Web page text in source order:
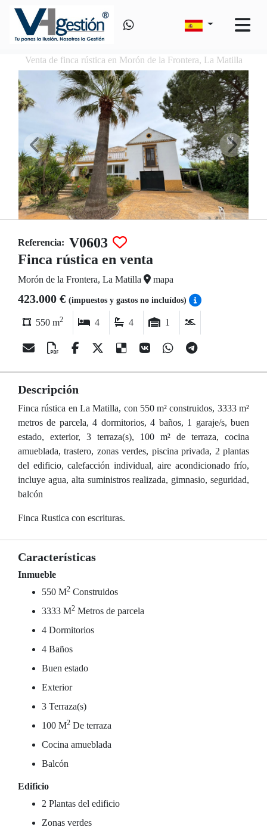
Venta de finca rústica en Morón de la Frontera, La Matilla
Referencia: V0603
Finca rústica en venta
Morón de la Frontera, La Matilla mapa
423.000 € (impuestos y gastos no incluídos)
550 m2 4 4 1
Descripción
Finca rústica en La Matilla, con 550 m² construidos, 3333 m²
metros de parcela, 4 dormitorios, 4 baños, 1 garaje/s, buen
estado, exterior, 3 terraza(s), 100 m² de terraza, cocina
amueblada, trastero, zonas verdes, piscina privada, 2 plantas
del edificio, calefacción individual, aire acondicionado frío,
incluye agua, alta suministros realizada, gimnasio, seguridad,
balcón
Finca Rustica con escrituras.
Características
Inmueble
550 M2 Construidos
3333 M2 Metros de parcela
4 Dormitorios
4 Baños
Buen estado
Exterior
3 Terraza(s)
100 M2 De terraza
Cocina amueblada
Balcón
Edificio
2 Plantas del edificio
Zonas verdes